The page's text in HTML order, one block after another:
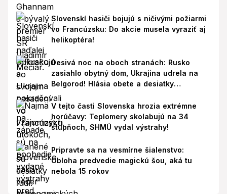
Slovenskí hasiči bojujú s ničivými požiarmi
vo Francúzsku: Do akcie musela vyraziť aj
helikoptéra!
Desivá noc na oboch stranách: Rusko
zasiahlo obytný dom, Ukrajina udrela na
Belgorod! Hlásia obete a desiatky
zranených
V tejto časti Slovenska hrozia extrémne
horúčavy: Teplomery skolabujú na 34
stupňoch, SHMÚ vydal výstrahy!
Pripravte sa na vesmírne šialenstvo:
Obloha predvedie magickú šou, aká tu
nebola 15 rokov